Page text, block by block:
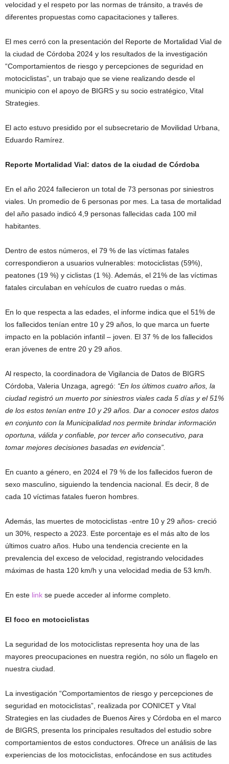
velocidad y el respeto por las normas de tránsito, a través de
diferentes propuestas como capacitaciones y talleres.
El mes cerró con la presentación del Reporte de Mortalidad Vial de
la ciudad de Córdoba 2024 y los resultados de la investigación
“Comportamientos de riesgo y percepciones de seguridad en
motociclistas”, un trabajo que se viene realizando desde el
municipio con el apoyo de BIGRS y su socio estratégico, Vital
Strategies.
El acto estuvo presidido por el subsecretario de Movilidad Urbana,
Eduardo Ramírez.
Reporte Mortalidad Vial: datos de la ciudad de Córdoba
En el año 2024 fallecieron un total de 73 personas por siniestros
viales. Un promedio de 6 personas por mes. La tasa de mortalidad
del año pasado indicó 4,9 personas fallecidas cada 100 mil
habitantes.
Dentro de estos números, el 79 % de las víctimas fatales
correspondieron a usuarios vulnerables: motociclistas (59%),
peatones (19 %) y ciclistas (1 %). Además, el 21% de las víctimas
fatales circulaban en vehículos de cuatro ruedas o más.
En lo que respecta a las edades, el informe indica que el 51% de
los fallecidos tenían entre 10 y 29 años, lo que marca un fuerte
impacto en la población infantil – joven. El 37 % de los fallecidos
eran jóvenes de entre 20 y 29 años.
Al respecto, la coordinadora de Vigilancia de Datos de BIGRS
Córdoba, Valeria Unzaga, agregó: “En los últimos cuatro años, la
ciudad registró un muerto por siniestros viales cada 5 días y el 51%
de los estos tenían entre 10 y 29 años. Dar a conocer estos datos
en conjunto con la Municipalidad nos permite brindar información
oportuna, válida y confiable, por tercer año consecutivo, para
tomar mejores decisiones basadas en evidencia”.
En cuanto a género, en 2024 el 79 % de los fallecidos fueron de
sexo masculino, siguiendo la tendencia nacional. Es decir, 8 de
cada 10 víctimas fatales fueron hombres.
Además, las muertes de motociclistas -entre 10 y 29 años- creció
un 30%, respecto a 2023. Este porcentaje es el más alto de los
últimos cuatro años. Hubo una tendencia creciente en la
prevalencia del exceso de velocidad, registrando velocidades
máximas de hasta 120 km/h y una velocidad media de 53 km/h.
En este link se puede acceder al informe completo.
El foco en motociclistas
La seguridad de los motociclistas representa hoy una de las
mayores preocupaciones en nuestra región, no sólo un flagelo en
nuestra ciudad.
La investigación “Comportamientos de riesgo y percepciones de
seguridad en motociclistas”, realizada por CONICET y Vital
Strategies en las ciudades de Buenos Aires y Córdoba en el marco
de BIGRS, presenta los principales resultados del estudio sobre
comportamientos de estos conductores. Ofrece un análisis de las
experiencias de los motociclistas, enfocándose en sus actitudes